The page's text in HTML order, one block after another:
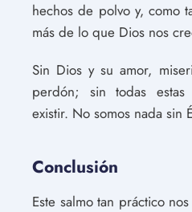
hechos de polvo y, como
más de lo que Dios nos
Sin Dios y su amor,
perdón; sin todas estas
existir. No somos nada sin
Conclusión
Este salmo tan práctico